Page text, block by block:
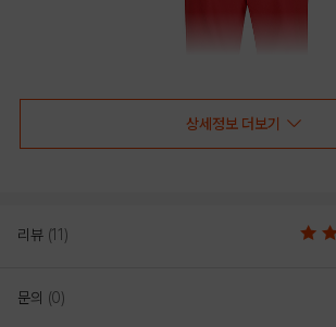
상세정보 더보기
리뷰 (11)
문의 (0)